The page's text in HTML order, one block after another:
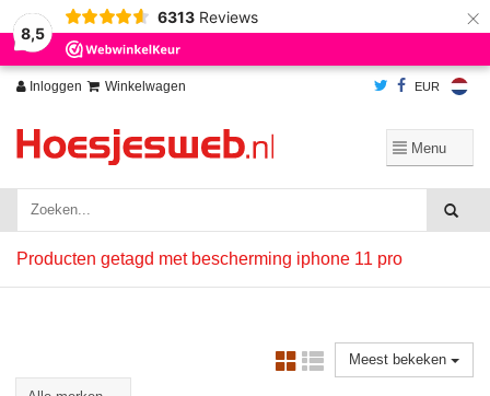
8,5
6313 Reviews ×
Inloggen Winkelwagen EUR
Producten getagd met bescherming iphone 11 pro
Meest bekeken
Wij slaan cookies op om onze website te verbeteren. Is dat akkoord?
Ja
Nee